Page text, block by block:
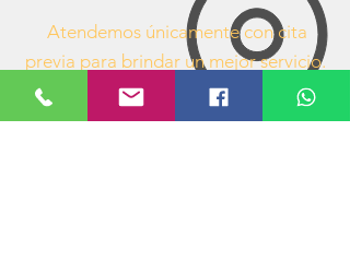
Atendemos únicamente con cita
previa para brindar un mejor servicio.